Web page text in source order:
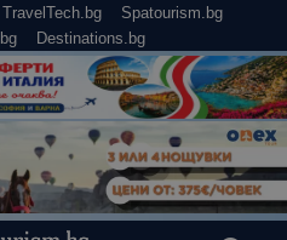
TravelTech.bg
Spatourism.bg
Destinations.bg